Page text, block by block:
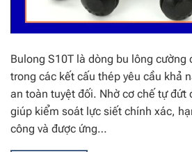
Bulong S10T là dòng bu lông cường
trong các kết cấu thép yêu cầu khả
an toàn tuyệt đối. Nhờ cơ chế tự đứt
giúp kiểm soát lực siết chính xác,
công và được ứng…